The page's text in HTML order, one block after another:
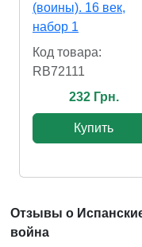
(воины). 16 век,
набор 1
Код товара:
RB72111
232 Грн.
Купить
Отзывы о
война